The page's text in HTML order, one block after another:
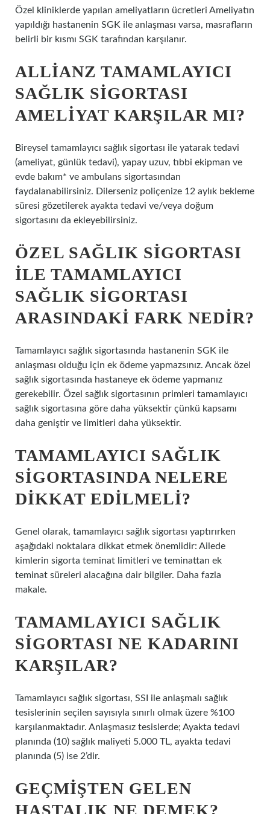
Özel kliniklerde yapılan ameliyatların ücretleri Ameliyatın
yapıldığı hastanenin SGK ile anlaşması varsa, masrafların
belirli bir kısmı SGK tarafından karşılanır.
ALLIANZ TAMAMLAYICI
SAĞLIK SIGORTASI
AMELIYAT KARŞILAR MI?
Bireysel tamamlayıcı sağlık sigortası ile yatarak tedavi
(ameliyat, günlük tedavi), yapay uzuv, tıbbi ekipman ve
evde bakım* ve ambulans sigortasından
faydalanabilirsiniz. Dilerseniz poliçenize 12 aylık bekleme
süresi gözetilerek ayakta tedavi ve/veya doğum
sigortasını da ekleyebilirsiniz.
ÖZEL SAĞLIK SIGORTASI
ILE TAMAMLAYICI
SAĞLIK SIGORTASI
ARASINDAKI FARK NEDIR?
Tamamlayıcı sağlık sigortasında hastanenin SGK ile
anlaşması olduğu için ek ödeme yapmazsınız. Ancak özel
sağlık sigortasında hastaneye ek ödeme yapmanız
gerekebilir. Özel sağlık sigortasının primleri tamamlayıcı
sağlık sigortasına göre daha yüksektir çünkü kapsamı
daha geniştir ve limitleri daha yüksektir.
TAMAMLAYICI SAĞLIK
SIGORTASINDA NELERE
DIKKAT EDILMELI?
Genel olarak, tamamlayıcı sağlık sigortası yaptırırken
aşağıdaki noktalara dikkat etmek önemlidir: Ailede
kimlerin sigorta teminat limitleri ve teminattan ek
teminat süreleri alacağına dair bilgiler. Daha fazla
makale.
TAMAMLAYICI SAĞLIK
SIGORTASI NE KADARINI
KARŞILAR?
Tamamlayıcı sağlık sigortası, SSI ile anlaşmalı sağlık
tesislerinin seçilen sayısıyla sınırlı olmak üzere %100
karşılanmaktadır. Anlaşmasız tesislerde; Ayakta tedavi
planında (10) sağlık maliyeti 5.000 TL, ayakta tedavi
planında (5) ise 2’dir.
GEÇMIŞTEN GELEN
HASTALIK NE DEMEK?